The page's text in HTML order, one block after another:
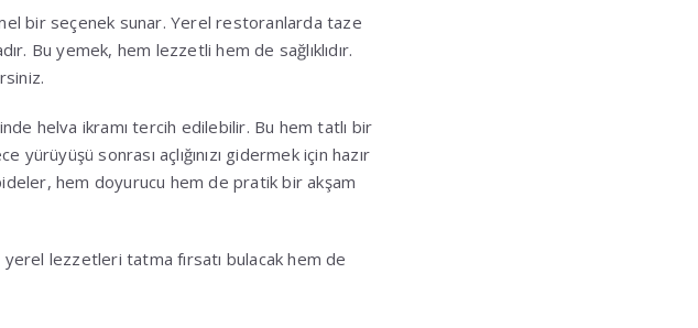
bir seçenek sunar. Yerel restoranlarda taze
Bu yemek, hem lezzetli hem de sağlıklıdır.
helva ikramı tercih edilebilir. Bu hem tatlı bir
sonrası açlığınızı gidermek için hazır
hem doyurucu hem de pratik bir akşam
lezzetleri tatma fırsatı bulacak hem de